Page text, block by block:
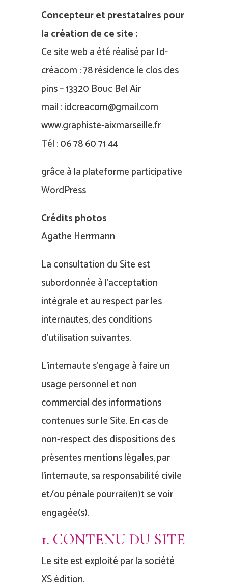
Concepteur et prestataires pour
la création de ce site :
Ce site web a été réalisé par Id-
créacom : 78 résidence le clos des
pins – 13320 Bouc Bel Air
mail : idcreacom@gmail.com
www.graphiste-aixmarseille.fr
Tél : 06 78 60 71 44
grâce à la plateforme participative
WordPress
Crédits photos
Agathe Herrmann
La consultation du Site est
subordonnée à l’acceptation
intégrale et au respect par les
internautes, des conditions
d’utilisation suivantes.
L’internaute s’engage à faire un
usage personnel et non
commercial des informations
contenues sur le Site. En cas de
non-respect des dispositions des
présentes mentions légales, par
l’internaute, sa responsabilité civile
et/ou pénale pourrai(en)t se voir
engagée(s).
1. CONTENU DU SITE
Le site est exploité par la société
XS édition.